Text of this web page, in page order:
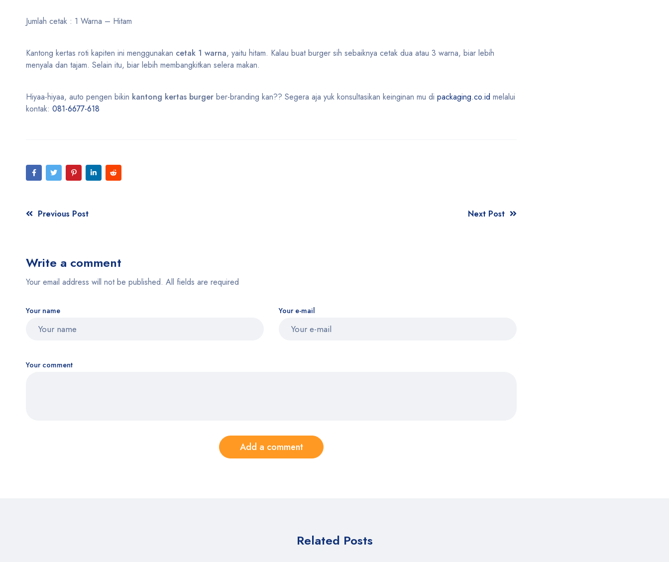
Jumlah cetak : 1 Warna – Hitam
Kantong kertas roti kapiten ini menggunakan cetak 1 warna, yaitu hitam. Kalau buat burger sih sebaiknya cetak dua atau 3 warna, biar lebih
menyala dan tajam. Selain itu, biar lebih membangkitkan selera makan.
Hiyaa-hiyaa, auto pengen bikin kantong kertas burger ber-branding kan?? Segera aja yuk konsultasikan keinginan mu di packaging.co.id melalui
kontak: 081-6677-618
Previous Post Next Post
Write a comment
Your email address will not be published. All fields are required
Your name Your e-mail
Your comment
Add a comment
Related Posts